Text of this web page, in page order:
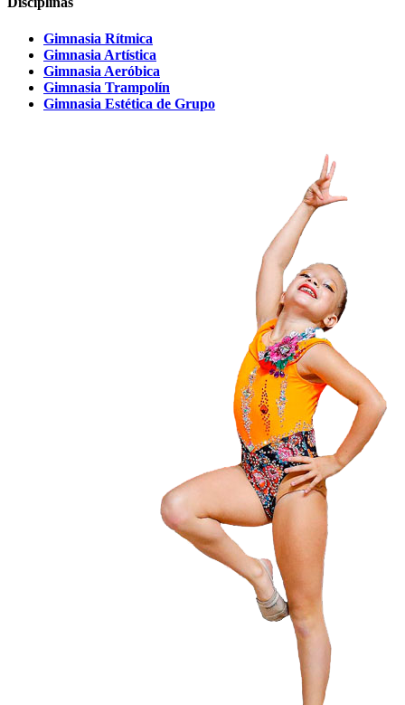
Gimnasia Rítmica
Gimnasia Artística
Gimnasia Aeróbica
Gimnasia Trampolín
Gimnasia Estética de Grupo